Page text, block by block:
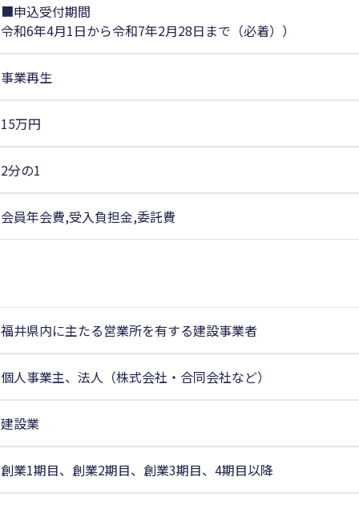
■申込受付期間
令和6年4月1日から令和7年2月28日まで（必着））
事業再生
15万円
2分の1
会員年会費,受入負担金,委託費
福井県内に主たる営業所を有する建設事業者
個人事業主、法人（株式会社・合同会社など）
建設業
創業1期目、創業2期目、創業3期目、4期目以降